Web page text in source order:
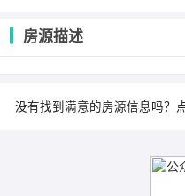
房源描述
没有找到满意的房源信息吗？